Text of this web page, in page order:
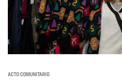
ACTO COMUNITARIO